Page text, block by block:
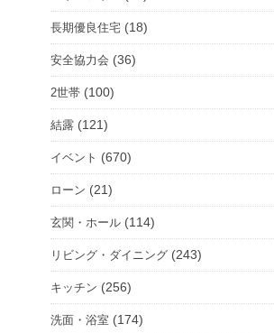
長期優良住宅 (18)
安全協力会 (36)
2世帯 (100)
結露 (121)
イベント (670)
ローン (21)
玄関・ホール (114)
リビング・ダイニング (243)
キッチン (256)
洗面・浴室 (174)